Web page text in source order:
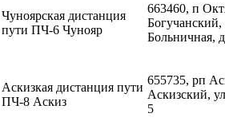
Чуноярская дистанция
пути ПЧ-6 Чунояр
663460, п
Богучанский,
Больничная,
Аскизкая дистанция пути
ПЧ-8 Аскиз
655735, рп
Аскизский,
5